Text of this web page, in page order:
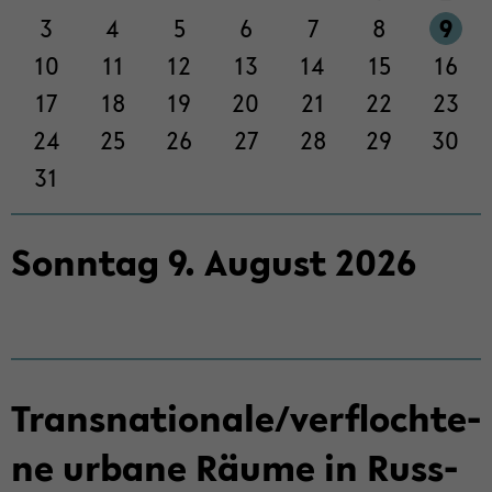
seln
3
4 5 6 7 8
9
10
11 12 13 14 15
16
17
18 19 20 21 22
23
24
25 26 27 28 29
30
31
Sonn­tag 9. Au­gust2026
Trans­na­tio­na­le/ver­floch­te­
ne ur­ba­ne Räume in Russ­